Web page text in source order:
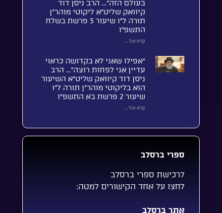
בעולם הזה”… הרב ניסן דוד
קיוואק שליט”א ליקוטי מוהר”ן
תורה ל”ו שיעור 3 פרשת בשלח
התשפ”ו
קרא עוד...
“אפילו שאני לא בקדושה כראוי
עדיין אני לפחות רוצה”… הרב
ניסן דוד קיוואק שליט”א השיעור
הוא בליקוטי מוהר”ן תורה ל”ו
שיעור 2 פרשת בא התשפ”ו
קרא עוד...
ספרי ברסלב
לרכישת ספרי ברסלב
לחצו על אחד הקישורים למטה:
אתר ברסלב